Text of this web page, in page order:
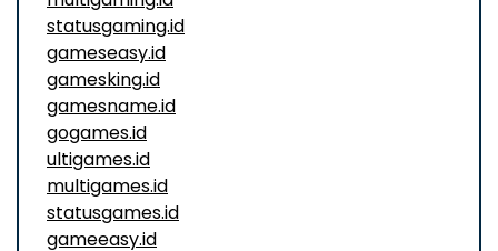
statusgaming.id
gameseasy.id
gamesking.id
gamesname.id
gogames.id
ultigames.id
multigames.id
statusgames.id
gameeasy.id